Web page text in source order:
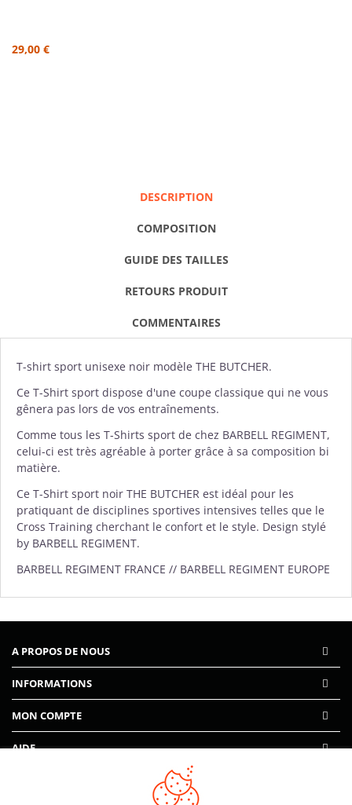
29,00 €
DESCRIPTION
COMPOSITION
GUIDE DES TAILLES
RETOURS PRODUIT
COMMENTAIRES
T-shirt sport unisexe noir modèle THE BUTCHER.
Ce T-Shirt sport dispose d'une coupe classique qui ne vous
gênera pas lors de vos entraînements.
Comme tous les T-Shirts sport de chez BARBELL REGIMENT,
celui-ci est très agréable à porter grâce à sa composition bi
matière.
Ce T-Shirt sport noir THE BUTCHER est idéal pour les
pratiquant de disciplines sportives intensives telles que le
Cross Training cherchant le confort et le style. Design stylé
by BARBELL REGIMENT.
BARBELL REGIMENT FRANCE // BARBELL REGIMENT EUROPE
A PROPOS DE NOUS
INFORMATIONS
MON COMPTE
AIDE